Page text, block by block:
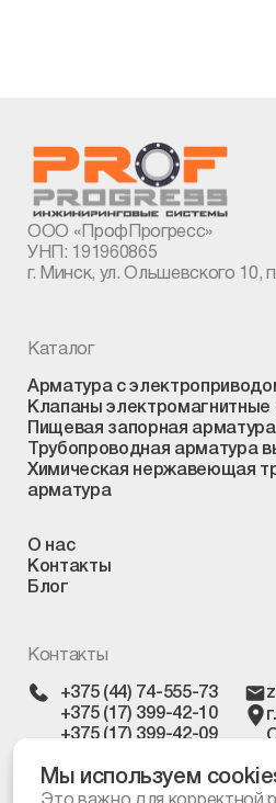
Мы используем
ООО «ПрофПрогресс»
УНП: 191960865
г. Минск, ул. Ольшевского 10,
Каталог
Арматура с
Клапаны электромагнитные
Пищевая запорная арматура
Трубопроводная арматура
Химическая нержавеющая
арматура
О нас
Контакты
Блог
Контакты
+375 (44) 74-555-73
+375 (17) 399-42-10
+375 (17) 399-42-09